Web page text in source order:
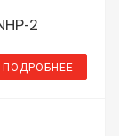
2
ПОДРОБНЕЕ